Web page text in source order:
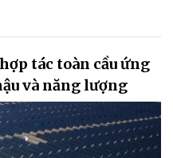
tác toàn cầu ứng
và năng lượng